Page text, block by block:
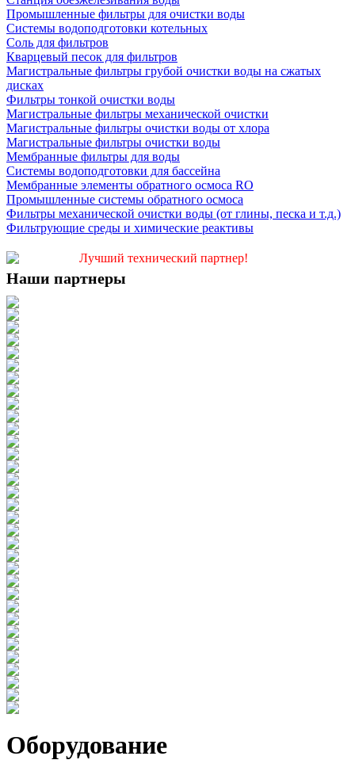
Промышленные фильтры для очистки воды
Системы водоподготовки котельных
Соль для фильтров
Кварцевый песок для фильтров
Магистральные фильтры грубой очистки воды на сжатых
дисках
Фильтры тонкой очистки воды
Магистральные фильтры механической очистки
Магистральные фильтры очистки воды от хлора
Магистральные фильтры очистки воды
Мембранные фильтры для воды
Системы водоподготовки для бассейна
Мембранные элементы обратного осмоса RO
Промышленные системы обратного осмоса
Фильтры механической очистки воды (от глины, песка и т.д.)
Фильтрующие среды и химические реактивы
Лучший технический партнер!
Наши партнеры
Оборудование